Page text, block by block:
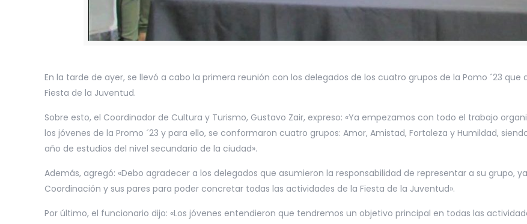
En la tarde de ayer, se llevó a cabo la primera reunión con los delegados de los cuatro grupos de la Pomo ´23
Fiesta de la Juventud.
Sobre esto, el Coordinador de Cultura y Turismo, Gustavo Zair, expreso: «Ya empezamos con todo el trabajo
los jóvenes de la Promo ´23 y para ello, se conformaron cuatro grupos: Amor, Amistad, Fortaleza y Humildad,
año de estudios del nivel secundario de la ciudad».
Además, agregó: «Debo agradecer a los delegados que asumieron la responsabilidad de representar a su grupo,
Coordinación y sus pares para poder concretar todas las actividades de la Fiesta de la Juventud».
Por último, el funcionario dijo: «Los jóvenes entendieron que tendremos un objetivo principal en todas las